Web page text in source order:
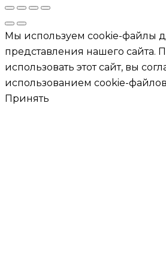
Мы используем cookie-файлы
представления нашего сайта.
использовать этот сайт, вы
использованием cookie-
Принять